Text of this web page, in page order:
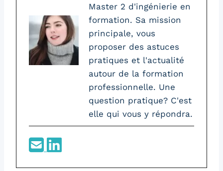
Master 2 d'ingénierie en
formation. Sa mission
principale, vous
proposer des astuces
pratiques et l'actualité
autour de la formation
professionnelle. Une
question pratique? C'est
elle qui vous y répondra.